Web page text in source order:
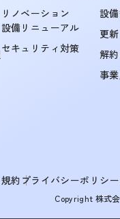
リノベーション
設備リニューアル
セキュリティ対策
設
更
解
事
約 プライバシーポリシー
Copyright 株式